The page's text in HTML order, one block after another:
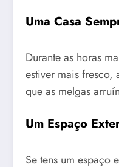
Uma Casa
Durante as horas
estiver mais fresco,
que as melgas
Um Espaço
Se tens um espaço